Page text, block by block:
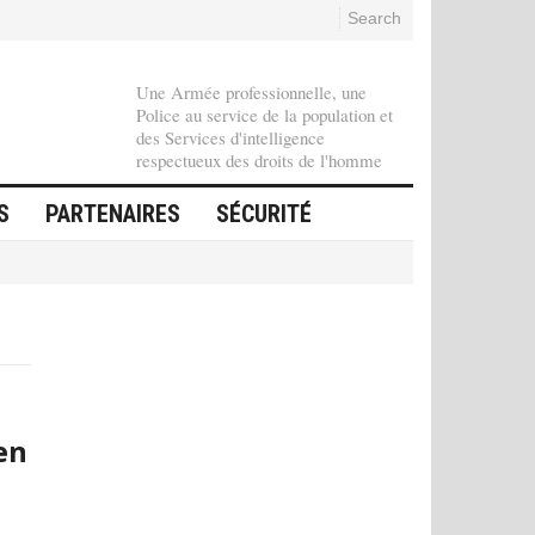
Search
Une Armée professionnelle, une
Police au service de la population et
des Services d'intelligence
respectueux des droits de l'homme
PARTENAIRES SÉCURITÉ